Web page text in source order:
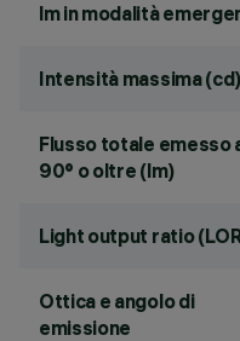
lm in modalità
Intensità massima (cd)
Flusso totale emesso
90° o oltre (lm)
Light output ratio
Ottica e angolo di
emissione